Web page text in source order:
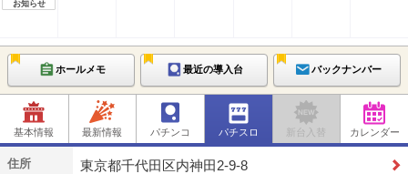
お知らせ
ホールメモ 最近の導入台 バックナンバー
基本情報 最新情報 パチンコ パチスロ 新台入替 カレンダー
住所 東京都千代田区内神田2-9-8